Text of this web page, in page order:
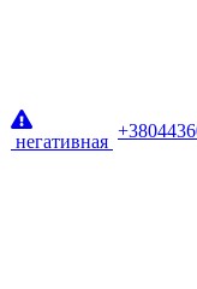
негативная